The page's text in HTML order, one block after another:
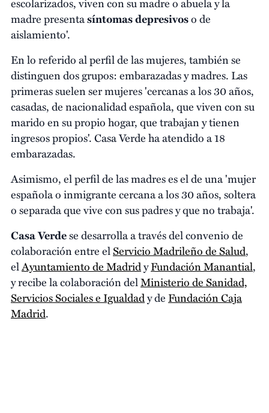
madre presentasíntomas depresivoso de
aislamiento'.
En lo referido al perfil de las mujeres, también se
distinguen dos grupos: embarazadas y madres. Las
primeras suelen ser mujeres 'cercanas a los 30 años,
casadas, de nacionalidad española, que viven con su
marido en su propio hogar, que trabajan y tienen
ingresos propios'. Casa Verde ha atendido a 18
embarazadas.
Asimismo, el perfil de las madres es el de una 'mujer
española o inmigrante cercana a los 30 años, soltera
o separada que vive con sus padres y que no trabaja'.
Casa Verdese desarrolla a través del convenio de
colaboración entre elServicio Madrileño de Salud,
elAyuntamiento de MadridyFundación Manantial,
y recibe la colaboración delMinisterio de Sanidad,
Servicios Sociales e Igualdady de Fundación Caja
Madrid.